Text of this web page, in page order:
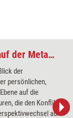
Konfliktlösungs-Tool: Intervention auf der Meta-Ebene
der
persönlichen,
auf die
die den Konflikt
auf